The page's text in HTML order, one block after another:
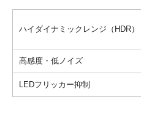
ハイダイナミックレンジ（HDR）
高感度・低ノイズ
LEDフリッカー抑制